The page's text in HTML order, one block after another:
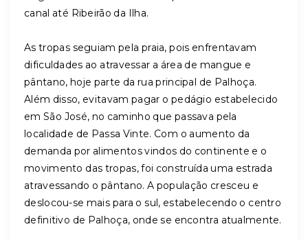
canal até Ribeirão da Ilha.
As tropas seguiam pela praia, pois enfrentavam
dificuldades ao atravessar a área de mangue e
pântano, hoje parte da rua principal de Palhoça.
Além disso, evitavam pagar o pedágio estabelecido
em São José, no caminho que passava pela
localidade de Passa Vinte. Com o aumento da
demanda por alimentos vindos do continente e o
movimento das tropas, foi construída uma estrada
atravessando o pântano. A população cresceu e
deslocou-se mais para o sul, estabelecendo o centro
definitivo de Palhoça, onde se encontra atualmente.